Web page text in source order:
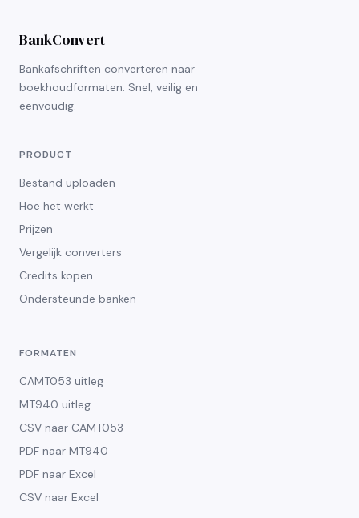
BankConvert
Bankafschriften converteren naar
boekhoudformaten. Snel, veilig en
eenvoudig.
PRODUCT
Bestand uploaden
Hoe het werkt
Prijzen
Vergelijk converters
Credits kopen
Ondersteunde banken
FORMATEN
CAMT053 uitleg
MT940 uitleg
CSV naar CAMT053
PDF naar MT940
PDF naar Excel
CSV naar Excel